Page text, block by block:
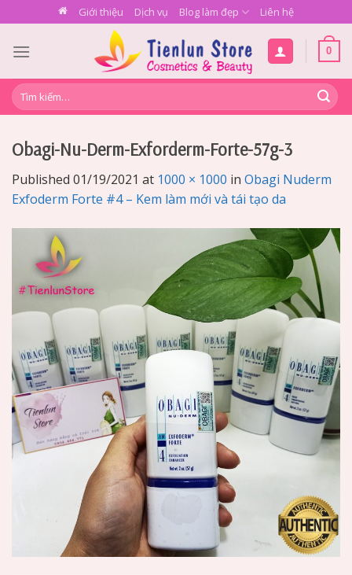
to
content
Giới thiệu Dịch vụ Blog làm đẹp Liên hệ
0
Tìm
kiếm:
Obagi-Nu-Derm-Exforderm-Forte-57g-3
Published 01/19/2021 at 1000 × 1000 in Obagi Nuderm
Exfoderm Forte #4 – Kem làm mới và tái tạo da